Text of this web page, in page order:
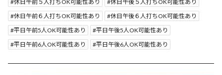
休日午前５人打ちOK可能性あり
休日午後５人打ちOK可能性あり
休日午前６人打ちOK可能性あり
休日午後６人打ちOK可能性あり
平日午前5人OK可能性あり
平日午後5人OK可能性あり
平日午前6人OK可能性あり
平日午後6人OK可能性あり